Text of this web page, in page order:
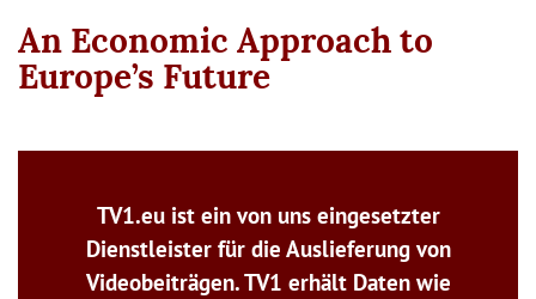
An Economic Approach to
Europe’s Future
TV1.eu ist ein von uns eingesetzter
Dienstleister für die Auslieferung von
Videobeiträgen. TV1 erhält Daten wie